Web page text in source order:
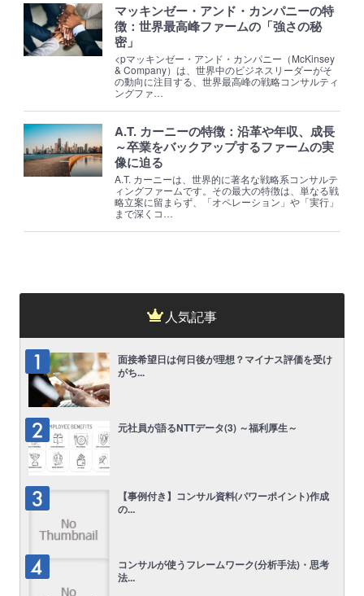
マッキンゼー・アンド・カンパニーの特
徴：世界最高峰ファームの「強さの秘
密」
<pマッキンゼー・アンド・カンパニー（McKinsey
& Company）は、世界中のビジネスリーダーがそ
の動向に注目する、世界最高峰の戦略コンサルティ
ングファ…
A.T. カーニーの特徴：沿革や年収、成長
～卒業をバックアップするファームの実
像に迫る
A.T. カーニーは、世界的に著名な戦略系コンサルテ
ィングファームです。その最大の特徴は、単なる戦
略立案に留まらず、「オペレーション」や「実行」
まで深くコ…
人気記事
面接希望日は何日後が理想？マイナス評価を受け
がち...
元社員が語るNTTデータ(3) ～福利厚生～
【事例付き】コンサル資料(パワーポイント)作成
の...
コンサルが使うフレームワーク(分析手法)・思考
法...